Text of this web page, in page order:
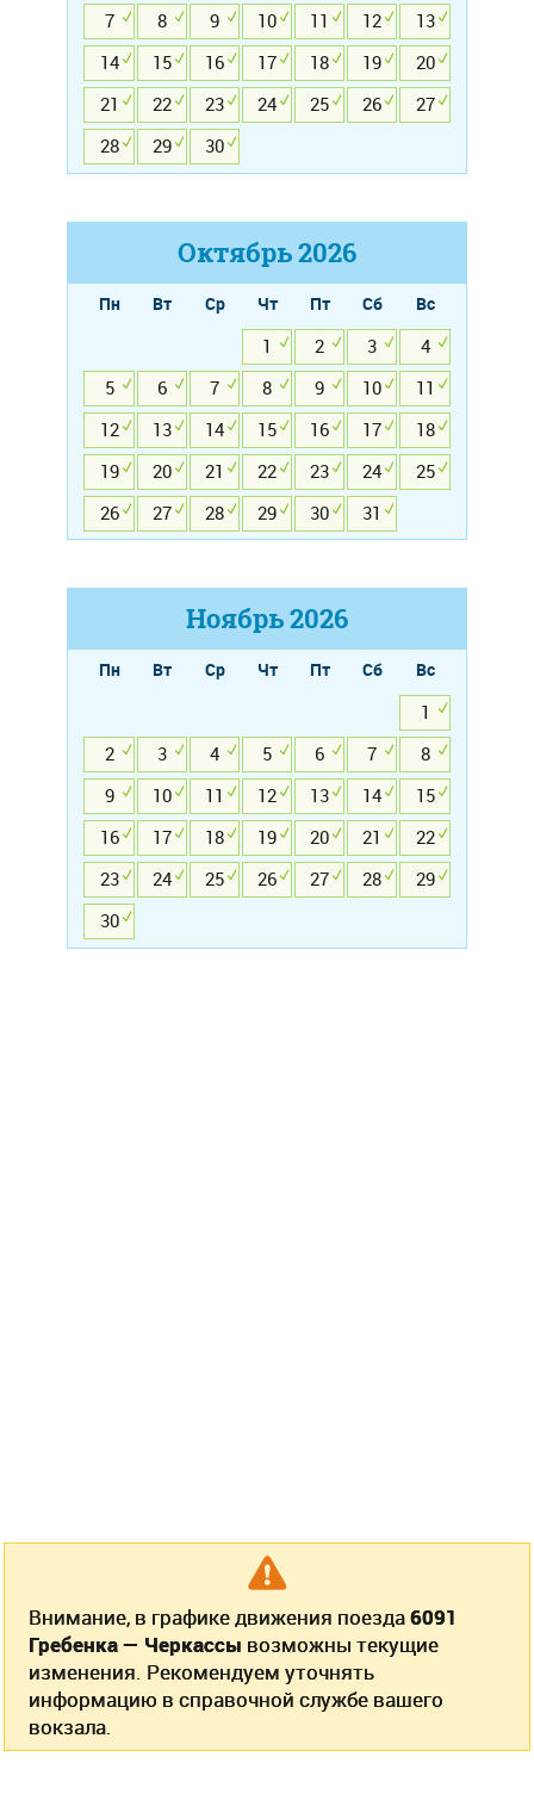
7
8 9 10 11 12
13
14
15 16 17 18 19
20
21
22 23 24 25 26
27
28
29 30
Октябрь2026
Пн Вт Ср Чт Пт Сб
Вс
1
2 3
4
5
6 7 8 9 10
11
12
13 14 15 16 17
18
19
20 21 22 23 24
25
26
27 28 29 30 31
Ноябрь2026
Пн Вт Ср Чт Пт Сб
Вс
1
2
3 4 5 6 7
8
9
10 11 12 13 14
15
16
17 18 19 20 21
22
23
24 25 26 27 28
29
30
Внимание, в графике движения поезда6091
Гребенка — Черкассы возможны текущие
изменения. Рекомендуем уточнять
информацию в справочной службе вашего
вокзала.